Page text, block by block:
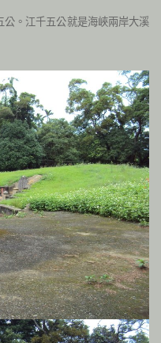
公。江千五公就是海峽兩岸大溪